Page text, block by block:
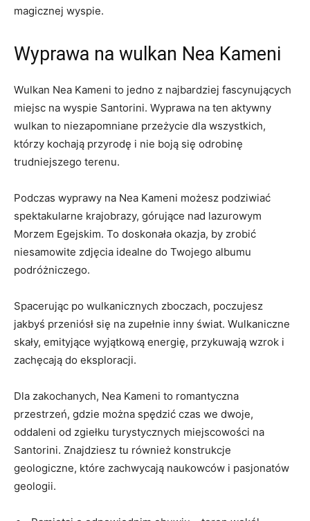
magicznej wyspie.
Wyprawa​ na wulkan Nea ⁣Kameni
Wulkan Nea Kameni to⁢ jedno z najbardziej fascynujących
miejsc na wyspie Santorini. Wyprawa na ten aktywny
wulkan ⁣to⁢ niezapomniane przeżycie ⁢dla wszystkich,
którzy ⁤kochają przyrodę i nie boją się ⁤odrobinę
trudniejszego terenu.‌
Podczas ⁣wyprawy‌ na Nea Kameni​ możesz podziwiać
spektakularne ‌krajobrazy, górujące nad lazurowym
⁣Morzem Egejskim. To doskonała okazja, by zrobić
niesamowite ⁢zdjęcia idealne do​ Twojego⁤ albumu
podróżniczego.
Spacerując po wulkanicznych zboczach, poczujesz​
jakbyś przeniósł⁤ się ‌na zupełnie inny świat. Wulkaniczne
skały, emityjące wyjątkową energię, przykuwają wzrok i⁤
zachęcają‌ do eksploracji.
Dla ‍zakochanych, Nea Kameni to romantyczna
przestrzeń, gdzie można spędzić czas we dwoje,
oddaleni od zgiełku turystycznych miejscowości‍ na
Santorini.⁤ Znajdziesz tu ‍również konstrukcje
geologiczne, które zachwycają naukowców i pasjonatów⁣
geologii.